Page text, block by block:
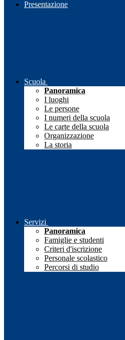
Presentazione
Scuola
Panoramica
I luoghi
Le persone
I numeri della scuola
Le carte della scuola
Organizzazione
La storia
Servizi
Panoramica
Famiglie e studenti
Criteri d'iscrizione
Personale scolastico
Percorsi di studio